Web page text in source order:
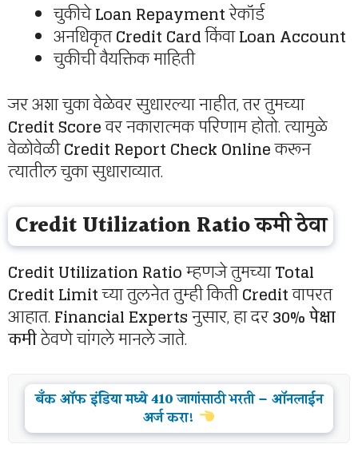
चुकीचेLoan Repaymentरेकॉर्ड
अनधिकृतCredit CardकिंवाLoan Account
चुकीची वैयक्तिक माहिती
जर अशा चुका वेळेवर सुधारल्या नाहीत, तर तुमच्या
Credit Scoreवर नकारात्मक परिणाम होतो. त्यामुळे
वेळोवेळीCredit Report Check Onlineकरून
त्यातील चुका सुधाराव्यात.
Credit Utilization Ratio कमी ठेवा
Credit Utilization Ratioम्हणजे तुमच्याTotal
Credit Limitच्या तुलनेत तुम्ही कितीCreditवापरत
आहात. Financial Expertsनुसार, हा दर30% पेक्षा
कमीठेवणे चांगले मानले जाते.
बँक ऑफ इंडिया मध्ये 410 जागांसाठी भरती – ऑनलाईन
अर्ज करा!